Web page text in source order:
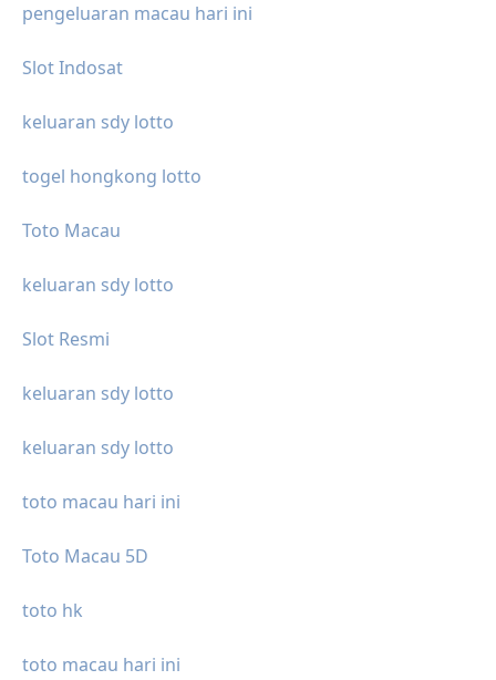
pengeluaran macau hari ini
Slot Indosat
keluaran sdy lotto
togel hongkong lotto
Toto Macau
keluaran sdy lotto
Slot Resmi
keluaran sdy lotto
keluaran sdy lotto
toto macau hari ini
Toto Macau 5D
toto hk
toto macau hari ini